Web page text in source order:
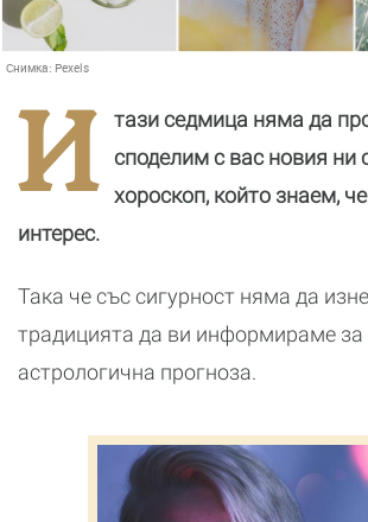
Снимка: Pexels
И
тази седмица няма да
споделим с вас новия ни
хороскоп, който знаем,
интерес.
Така че със сигурност няма да
традицията да ви информираме за
астрологична прогноза.